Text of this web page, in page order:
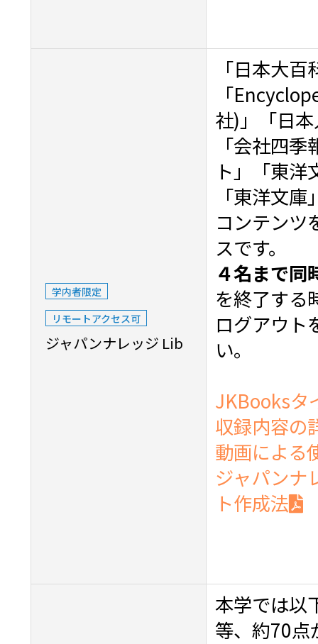
学内者限定
リモートアクセス可
ジャパンナレッジ Lib
「日本大
「
社)」「日
「会社四
ト」「東
「東洋文
コンテンツ
スです。
４名まで同
を終了する
ログアウト
い。
JKBooksタ
収録内容の
動画による
ジャパンナ
ト作成法
本学では以
等、約70点